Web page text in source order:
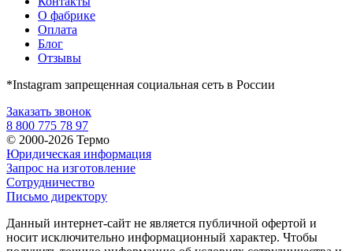
О фабрике
Оплата
Блог
Отзывы
*Instagram запрещенная социальная сеть в России
Заказать звонок
8 800 775 78 97
© 2000-2026 Термо
Юридическая информация
Запрос на изготовление
Сотрудничество
Письмо директору
Данный интернет-сайт не является публичной офертой и
носит исключительно информационный характер. Чтобы